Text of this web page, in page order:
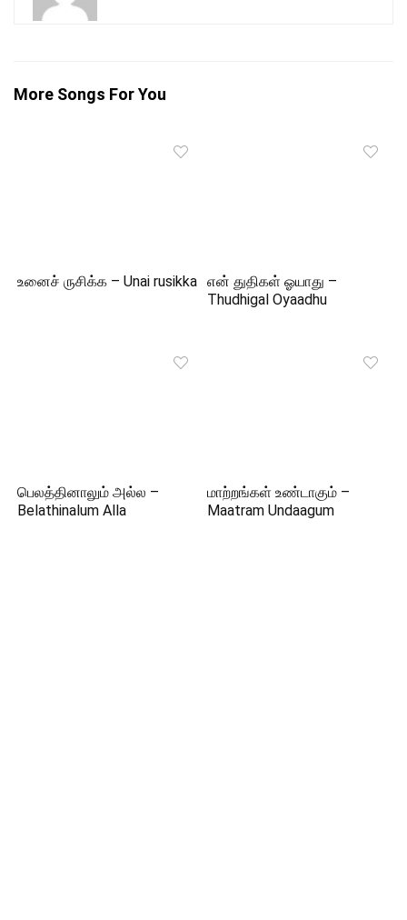
More Songs For You
உனைச் ருசிக்க – Unai rusikka என் துதிகள் ஓயாது –
Thudhigal Oyaadhu
பெலத்தினாலும் அல்ல –
Belathinalum Alla
மாற்றங்கள் உண்டாகும் –
Maatram Undaagum